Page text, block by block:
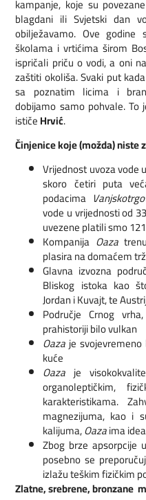
kampanje, koje su
blagdani ili Svjetski dan
obilježavamo. Ove
školama i vrtićima širom
ispričali priču o vodi, a oni
zaštiti okoliša. Svaki put
sa poznatim licima i
dobijamo samo pohvale.
ističeHrvić.
Činjenice koje (možda) niste
Vrijednost uvoza vode
skoro četiri puta
podacima
vode u vrijednosti od
uvezene platili smo
Kompanija Oaza
plasira na domaćem
Glavna izvozna
Bliskog istoka kao
Jordan i Kuvajt, te
Područje Crnog
prahistoriji bilo vulkan
Oazaje
kuće
Oaza je
organoleptičkim,
karakteristikama.
magnezijuma, kao i
kalijuma,Oazaima
Zbog brze apsorpcije
posebno se
izlažu teškim fizičkim
Zlatne, srebrene, bronzane